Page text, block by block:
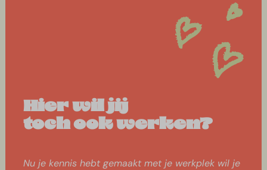
Hier wil jij
toch ook werken?
Nu je kennis hebt gemaakt met je werkplek wil je